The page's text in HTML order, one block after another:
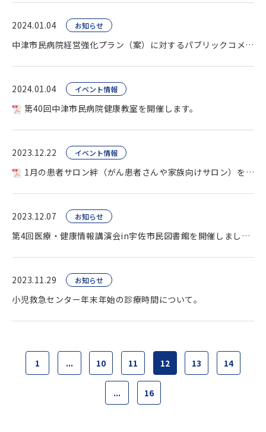
2024.01.04 お知らせ
中津市民病院経営強化プラン（案）に対するパブリックコメント募集。
2024.01.04 イベント情報
第40回中津市民病院健康教室を開催します。
2023.12.22 イベント情報
1月の患者サロン絆（がん患者さんや家族向けサロン）を開催します。
2023.12.07 お知らせ
第4回医療・健康情報講演会in宇佐市民図書館を開催しました。
2023.11.29 お知らせ
小児救急センター年末年始の診療時間について。
1 ... 10 11 12 13 14
... 16